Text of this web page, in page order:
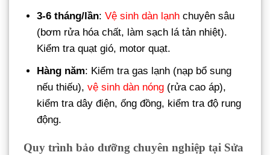
3-6 tháng/lần:Vệ sinh dàn lạnh chuyên sâu
(bơm rửa hóa chất, làm sạch lá tản nhiệt).
Kiểm tra quạt gió, motor quạt.
Hàng năm: Kiểm tra gas lạnh (nạp bổ sung
nếu thiếu),vệ sinh dàn nóng (rửa cao áp),
kiểm tra dây điện, ống đồng, kiểm tra độ rung
động.
Quy trình bảo dưỡng chuyên nghiệp tại Sửa